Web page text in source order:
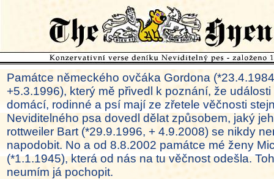
Památce německého ovčáka Gordona
+5.3.1996), který mě přivedl k poznání, že
domácí, rodinné a psí mají ze zřetele věčnosti
Neviditelného psa dovedl dělat způsobem, jaký
rottweiler Bart (*29.9.1996, + 4.9.2008) se nikdy
napodobit. No a od 8.8.2002 památce mé ženy
(*1.1.1945), která od nás na tu věčnost odešla.
neumím já pochopit.